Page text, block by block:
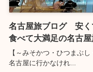
名古屋旅ブログ 安
食べて大満足の名古
【～みそかつ・ひつまぶ
名古屋に行かなけれ...